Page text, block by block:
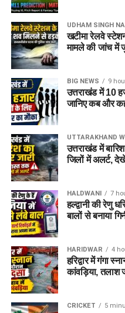
UDHAM SINGH
खटीमा रेलवे
मामले की जांच में
BIG NEWS 9
उत्तराखंड में 10
जानिए कब और
UTTARAKHAND
उत्तराखंड में
जिलों में अलर्ट, देखें
HALDWANI 7
हल्द्वानी की रेणु
बालों से बनाया
HARIDWAR 4
हरिद्वार में गंगा
कांवड़िया, तलाश
CRICKET 5